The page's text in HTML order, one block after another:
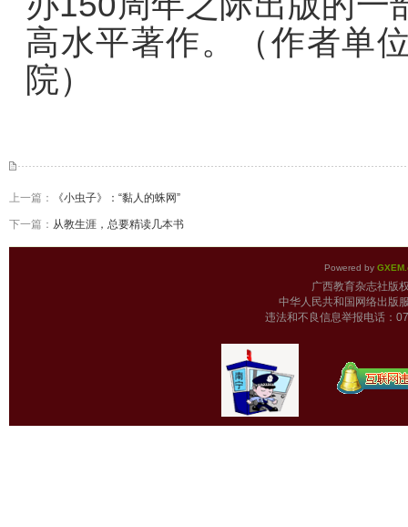
高水平著作。（作者单
院）
上一篇： 《小虫子》：“黏人的蛛网”
下一篇： 从教生涯，总要精读几本书
Powered by
广西教育杂志
中华人民共和国网络出版
违法和不良信息举报电话：